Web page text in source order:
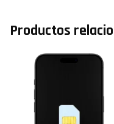
Productos